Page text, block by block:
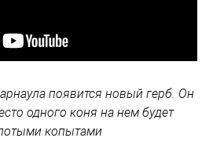
появится новый герб. Он
одного коня на нем будет
копытами